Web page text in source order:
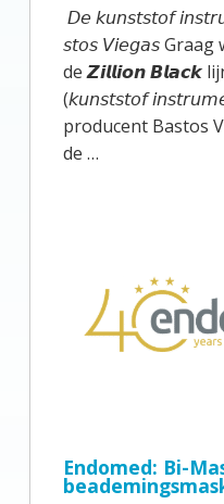
𝘋𝘦 𝘬𝘶𝘯𝘴𝘵𝘴𝘵𝘰𝘧
𝘴𝘵𝘰𝘴 𝘝𝘪𝘦𝘨𝘢𝘴 Graag
de 𝙕𝙞𝙡𝙡𝙞𝙤𝙣 𝘽𝙡𝙖𝙘𝙠
(𝘬𝘶𝘯𝘴𝘵𝘴𝘵𝘰𝘧
producent Bastos
de …
Endomed: Bi-